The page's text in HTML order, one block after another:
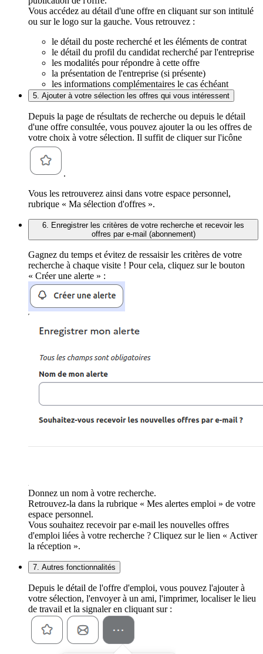
Vous accédez au détail d'une offre en cliquant sur son intitulé
ou sur le logo sur la gauche. Vous retrouvez :
le détail du poste recherché et les éléments de contrat
le détail du profil du candidat recherché par l'entreprise
les modalités pour répondre à cette offre
la présentation de l'entreprise (si présente)
les informations complémentaires le cas échéant
5. Ajouter à votre sélection les offres qui vous intéressent
Depuis la page de résultats de recherche ou depuis le détail
d'une offre consultée, vous pouvez ajouter la ou les offres de
votre choix à votre sélection. Il suffit de cliquer sur l'icône
.
Vous les retrouverez ainsi dans votre espace personnel,
rubrique « Ma sélection d'offres ».
6. Enregistrer les critères de votre recherche et recevoir les
offres par e-mail (abonnement)
Gagnez du temps et évitez de ressaisir les critères de votre
recherche à chaque visite ! Pour cela, cliquez sur le bouton
« Créer une alerte » :
Donnez un nom à votre recherche.
Retrouvez-la dans la rubrique « Mes alertes emploi » de votre
espace personnel.
Vous souhaitez recevoir par e-mail les nouvelles offres
d'emploi liées à votre recherche ? Cliquez sur le lien « Activer
la réception ».
7. Autres fonctionnalités
Depuis le détail de l'offre d'emploi, vous pouvez l'ajouter à
votre sélection, l'envoyer à un ami, l'imprimer, localiser le lieu
de travail et la signaler en cliquant sur :